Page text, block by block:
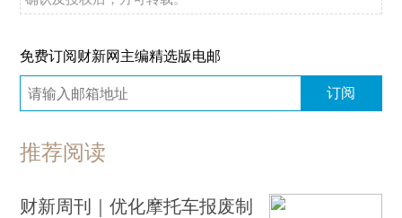
免费订阅财新网主编精选版电邮
订阅
推荐阅读
财新周刊｜优化摩托车报废制